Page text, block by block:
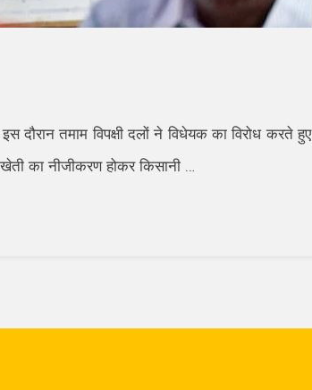
दौरान तमाम विपक्षी दलों ने विधेयक का विरोध करते हुए
का नीजीकरण होकर किसानी …